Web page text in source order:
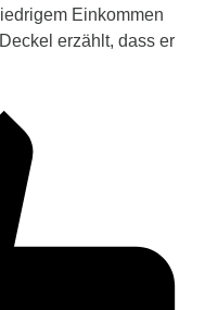
Einkommen
erzählt, dass er